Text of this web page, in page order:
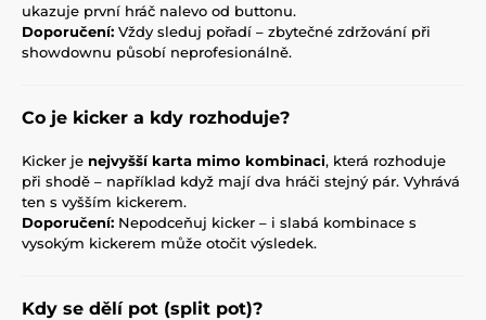
ukazuje první hráč nalevo od buttonu.
Doporučení: Vždy sleduj pořadí – zbytečné zdržování při
showdownu působí neprofesionálně.
Co je kicker a kdy rozhoduje?
Kicker je nejvyšší karta mimo kombinaci, která rozhoduje
při shodě – například když mají dva hráči stejný pár. Vyhrává
ten s vyšším kickerem.
Doporučení: Nepodceňuj kicker – i slabá kombinace s
vysokým kickerem může otočit výsledek.
Kdy se dělí pot (split pot)?